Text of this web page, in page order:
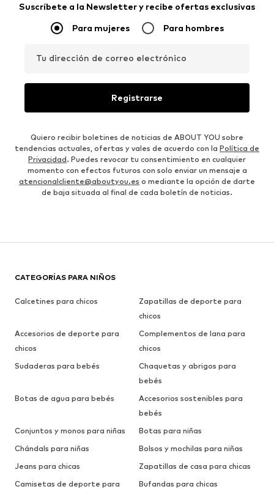
Suscríbete a la Newsletter y recibe ofertas exclusivas
Para mujeres Para hombres
Tu dirección de correo electrónico
Registrarse
Quiero recibir boletines de noticias de ABOUT YOU sobre
tendencias actuales, ofertas y vales de acuerdo con la Política de
Privacidad. Puedes revocar tu consentimiento en cualquier
momento con efectos futuros con solo enviar un mensaje a
atencionalcliente@aboutyou.es o mediante la opción de darte
de baja situada al final de cada boletín de noticias.
CATEGORÍAS PARA NIÑOS
Calcetines para chicos
Zapatillas de deporte para
chicos
Accesorios de deporte para
chicos
Complementos de lana para
chicos
Sudaderas para bebés
Chaquetas y abrigos para
bebés
Botas de agua para bebés
Accesorios sostenibles para
bebés
Conjuntos y monos para niñas
Botas para niñas
Chándals para niñas
Bolsos y mochilas para niñas
Jeans para chicas
Zapatillas de casa para chicas
Camisetas de deporte para
Bufandas para chicas